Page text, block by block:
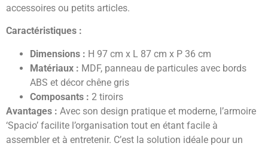
accessoires ou petits articles.
Caractéristiques :
Dimensions : H 97 cm x L 87 cm x P 36 cm
Matériaux : MDF, panneau de particules avec bords
ABS et décor chêne gris
Composants : 2 tiroirs
Avantages : Avec son design pratique et moderne, l’armoire
‘Spacio’ facilite l’organisation tout en étant facile à
assembler et à entretenir. C’est la solution idéale pour un